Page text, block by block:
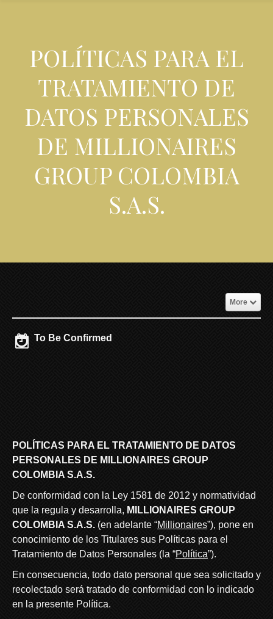
POLÍTICAS PARA EL
TRATAMIENTO DE
DATOS PERSONALES
DE MILLIONAIRES
GROUP COLOMBIA
S.A.S.
More
To Be Confirmed
POLÍTICAS PARA EL TRATAMIENTO DE DATOS
PERSONALES DE MILLIONAIRES GROUP
COLOMBIA S.A.S.
De conformidad con la Ley 1581 de 2012 y normatividad
que la regula y desarrolla, MILLIONAIRES GROUP
COLOMBIA S.A.S. (en adelante “Millionaires”), pone en
conocimiento de los Titulares sus Políticas para el
Tratamiento de Datos Personales (la “Política”).
En consecuencia, todo dato personal que sea solicitado y
recolectado será tratado de conformidad con lo indicado
en la presente Política.